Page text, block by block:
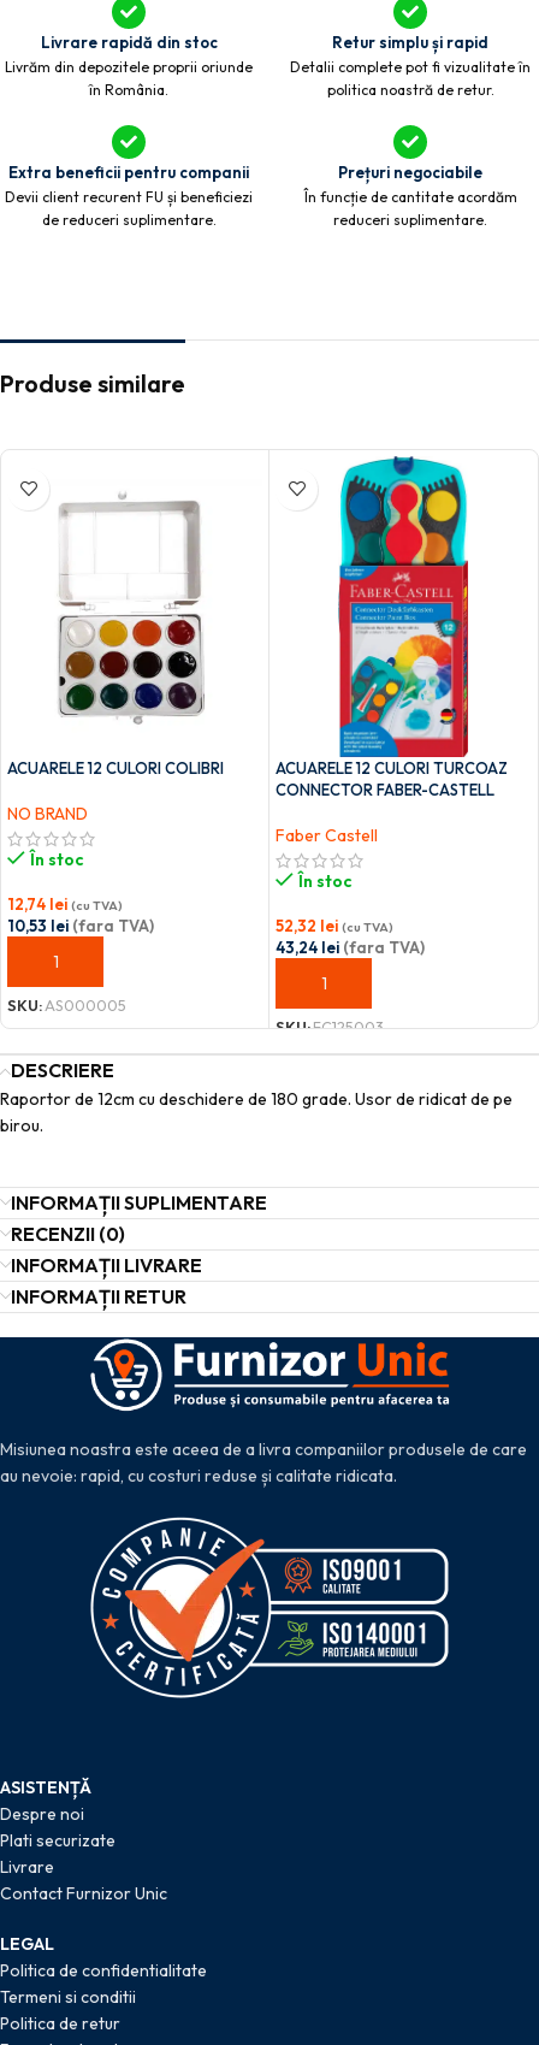
Livrare rapidă din stoc
Livrăm din depozitele proprii oriunde
în România.
Retur simplu și rapid
Detalii complete pot fi vizualitate în
politica noastră de retur.
Extra beneficii pentru companii
Devii client recurent FU și beneficiezi
de reduceri suplimentare.
Prețuri negociabile
În funcție de cantitate acordăm
reduceri suplimentare.
Produse similare
ACUARELE 12 CULORI COLIBRI
NO BRAND
În stoc
12,74 lei (cu TVA)
10,53 lei (fara TVA)
ADAUGĂ ÎN COȘ
SKU:AS000005
ACUARELE 12 CULORI TURCOAZ
CONNECTOR FABER-CASTELL
Faber Castell
În stoc
52,32 lei (cu TVA)
43,24 lei (fara TVA)
ADAUGĂ ÎN COȘ
SKU:FC125003
DESCRIERE
Raportor de 12cm cu deschidere de 180 grade. Usor de ridicat de pe
birou.
INFORMAȚII SUPLIMENTARE
RECENZII (0)
INFORMAȚII LIVRARE
INFORMAȚII RETUR
Misiunea noastra este aceea de a livra companiilor produsele de care
au nevoie: rapid, cu costuri reduse și calitate ridicata.
ASISTENȚĂ
Despre noi
Plati securizate
Livrare
Contact Furnizor Unic
LEGAL
Politica de confidentialitate
Termeni si conditii
Politica de retur